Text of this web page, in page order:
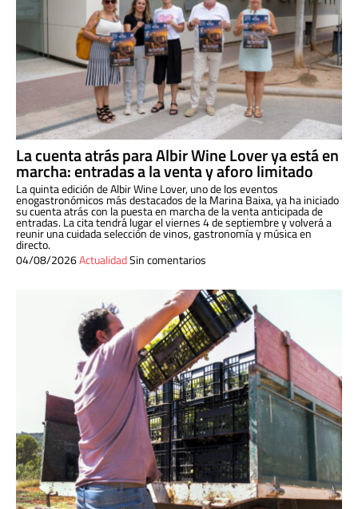
La cuenta atrás para Albir Wine Lover ya está en
marcha: entradas a la venta y aforo limitado
La quinta edición de Albir Wine Lover, uno de los eventos
enogastronómicos más destacados de la Marina Baixa, ya ha iniciado
su cuenta atrás con la puesta en marcha de la venta anticipada de
entradas. La cita tendrá lugar el viernes 4 de septiembre y volverá a
reunir una cuidada selección de vinos, gastronomía y música en
directo.
04/08/2026ActualidadSin comentarios